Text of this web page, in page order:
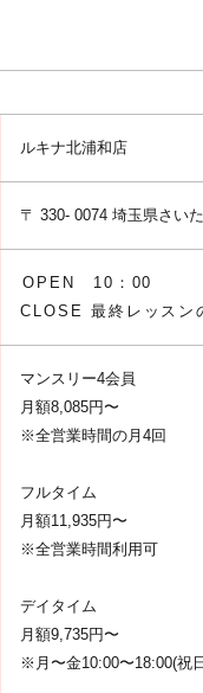
ルキナ北浦和店
〒 330- 0074 埼玉県さい
OPEN 10：00
CLOSE 最終レッスン
マンスリー4会員
月額8,085円〜
※全営業時間の月4回
フルタイム
月額11,935円〜
※全営業時間利用可
デイタイム
月額9,735円〜
※月〜金10:00〜18:00(祝